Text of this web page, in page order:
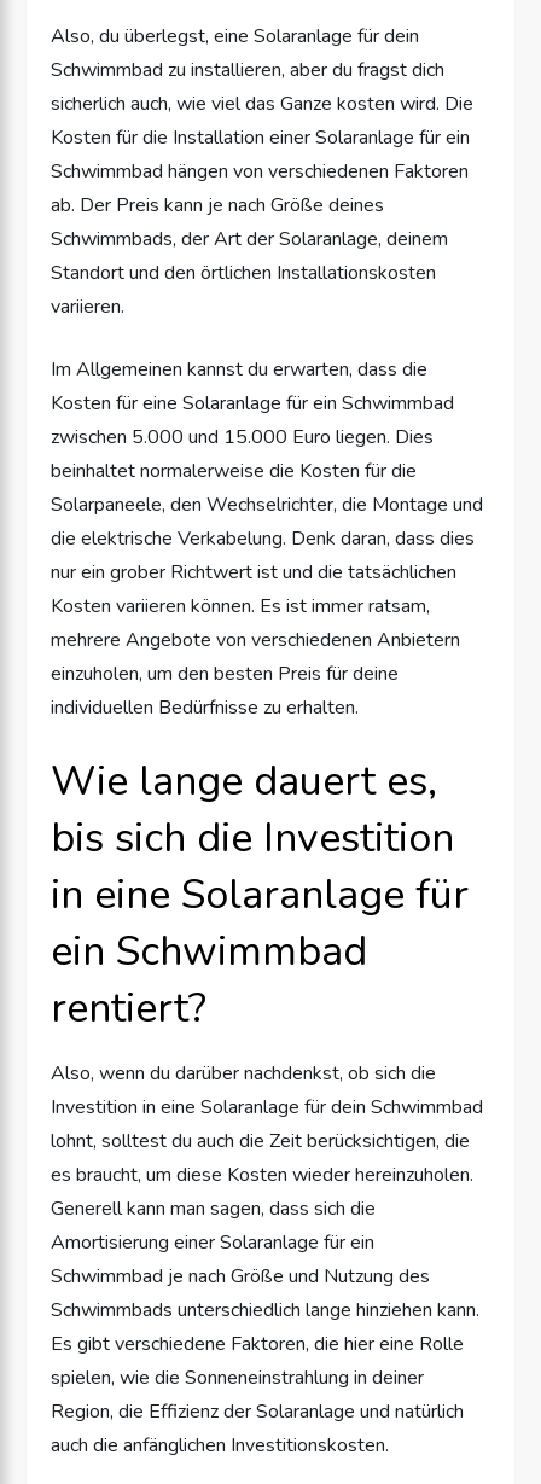
Also, du überlegst, eine Solaranlage für dein
Schwimmbad zu installieren, aber du fragst dich
sicherlich auch, wie viel das Ganze kosten wird. Die
Kosten für die Installation einer Solaranlage für ein
Schwimmbad hängen von verschiedenen Faktoren
ab. Der Preis kann je nach Größe deines
Schwimmbads, der Art der Solaranlage, deinem
Standort und den örtlichen Installationskosten
variieren.
Im Allgemeinen kannst du erwarten, dass die
Kosten für eine Solaranlage für ein Schwimmbad
zwischen 5.000 und 15.000 Euro liegen. Dies
beinhaltet normalerweise die Kosten für die
Solarpaneele, den Wechselrichter, die Montage und
die elektrische Verkabelung. Denk daran, dass dies
nur ein grober Richtwert ist und die tatsächlichen
Kosten variieren können. Es ist immer ratsam,
mehrere Angebote von verschiedenen Anbietern
einzuholen, um den besten Preis für deine
individuellen Bedürfnisse zu erhalten.
Wie lange dauert es,
bis sich die Investition
in eine Solaranlage für
ein Schwimmbad
rentiert?
Also, wenn du darüber nachdenkst, ob sich die
Investition in eine Solaranlage für dein Schwimmbad
lohnt, solltest du auch die Zeit berücksichtigen, die
es braucht, um diese Kosten wieder hereinzuholen.
Generell kann man sagen, dass sich die
Amortisierung einer Solaranlage für ein
Schwimmbad je nach Größe und Nutzung des
Schwimmbads unterschiedlich lange hinziehen kann.
Es gibt verschiedene Faktoren, die hier eine Rolle
spielen, wie die Sonneneinstrahlung in deiner
Region, die Effizienz der Solaranlage und natürlich
auch die anfänglichen Investitionskosten.